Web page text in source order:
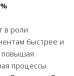
в роли
быстрее и
повышая
процессы